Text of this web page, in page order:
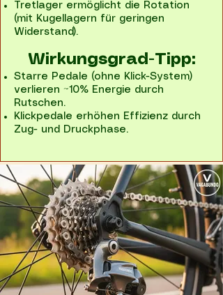
Tretlager ermöglicht die Rotation
(mit Kugellagern für geringen
Widerstand).
Wirkungsgrad-Tipp:
Starre Pedale (ohne Klick-System)
verlieren ~10% Energie durch
Rutschen.
Klickpedale erhöhen Effizienz durch
Zug- und Druckphase.